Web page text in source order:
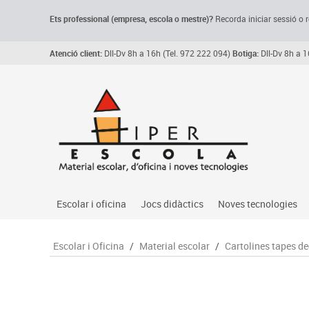
Ets professional (empresa, escolao mestre)? Recorda iniciar sessió o
Atenció client: Dll-Dv 8h a 16h (Tel. 972 222 094)Botiga: Dll-Dv 8h a
Escolar i oficina
Arxiu, carpetes i classificadors
Jocs didàctics
Primeres edats
Noves tecnologies
Audio
Escolar i Oficina / Material escolar / Cartolines tapes